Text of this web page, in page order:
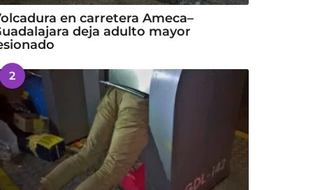
en carretera Ameca–
deja adulto mayor
2